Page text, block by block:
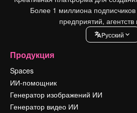
Более 1 миллиона подписчиков
предприятий, агентств
Pусский
Продукция
Spaces
ИИ-помощник
Генератор изображений ИИ
Генератор видео ИИ